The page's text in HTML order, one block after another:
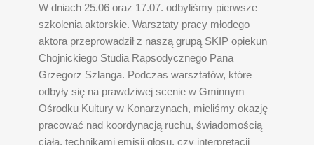
W dniach 25.06 oraz 17.07. odbyliśmy pierwsze
szkolenia aktorskie. Warsztaty pracy młodego
aktora przeprowadził z naszą grupą SKIP opiekun
Chojnickiego Studia Rapsodycznego Pana
Grzegorz Szlanga. Podczas warsztatów, które
odbyły się na prawdziwej scenie w Gminnym
Ośrodku Kultury w Konarzynach, mieliśmy okazję
pracować nad koordynacją ruchu, świadomością
ciała, technikami emisji głosu, czy interpretacji